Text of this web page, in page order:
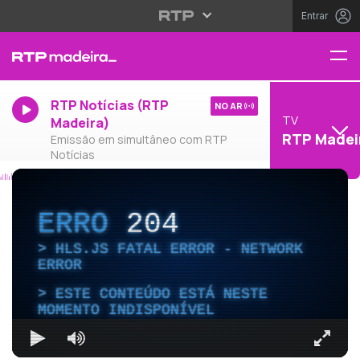
Entrar
RTP Notícias (RTP
Madeira)
Emissão em simultâneo com RTP
Notícias
NO AR
TV
RTP
ERRO204
HLS.JS FATAL ERROR - NETWORK
ERROR
ESTE CONTEÚDO ESTÁ NESTE
MOMENTO INDISPONÍVEL